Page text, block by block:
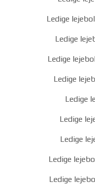
Ledige
Ledige
Ledige
Ledige
Ledige
Ledige
Ledige
Ledige
Ledige